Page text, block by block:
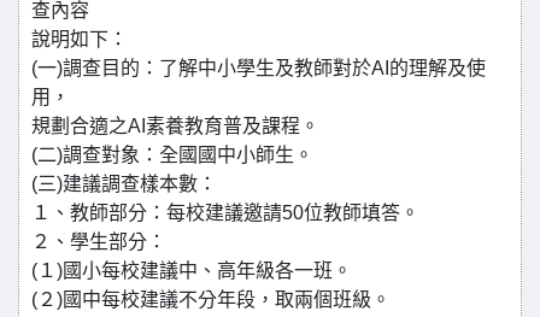
查內容
說明如下：
(一)調查目的：了解中小學生及教師對於AI的理解及使
用，
規劃合適之AI素養教育普及課程。
(二)調查對象：全國國中小師生。
(三)建議調查樣本數：
１、教師部分：每校建議邀請50位教師填答。
２、學生部分：
(１)國小每校建議中、高年級各一班。
(２)國中每校建議不分年段，取兩個班級。